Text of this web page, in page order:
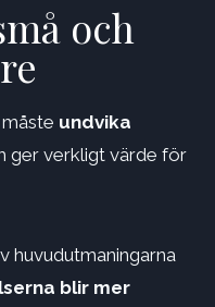
och
undvika
ger verkligt värde för
huvudutmaningarna
blir mer